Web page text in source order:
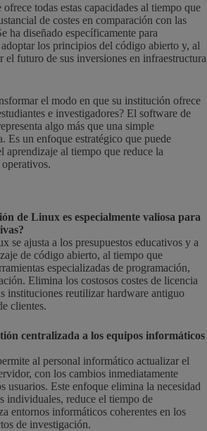
todas estas capacidades al tiempo que
de costes en comparación con las
ha diseñado específicamente para
los principios del código abierto y, al
el futuro de sus inversiones en infraestructura
el modo en que su institución ofrece
e investigadores? El software de
algo más que una simple
Es un enfoque estratégico que puede
aprendizaje al tiempo que reduce la
de Linux es especialmente valiosa para
se ajusta a los presupuestos educativos y a
de código abierto, al tiempo que
especializadas de programación,
Elimina los costosos costes de licencia
instituciones reutilizar hardware antiguo
clientes.
centralizada a los equipos informáticos
al personal informático actualizar el
con los cambios inmediatamente
usuarios. Este enfoque elimina la necesidad
individuales, reduce el tiempo de
entornos informáticos coherentes en los
de investigación.